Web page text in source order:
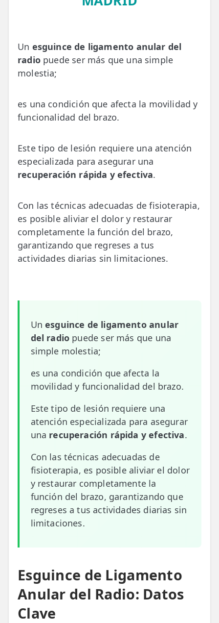
📅 Pedir Cita
📰 Blog
UBICACIONES
📍 Barrio del Pilar
📍 Chamberí - Centro
📍 Carabanchel - Usera
📍 Bravo Murillo
📍 Getafe
🎁 Tarjetas Regalo
🛒 Carrito
❤️ Ofertas
☎️ 91 005 23 63
📧 Contacta
ESPECIALIDADES
🩻 Fisioterapia Traumatológica
😧 Fisioterapia ATM
🦴 Osteopatía
🏅 Fisioterapia Deportiva
🧠 Fisioterapia Neurológica
🧍 Fisioterapia Vestibular
Un esguince de ligamento anular del
radiopuede ser más que una simple
molestia;
es una condición que afecta la movilidad y
funcionalidad del brazo.
Este tipo de lesión requiere una atención
especializada para asegurar una
recuperación rápida y efectiva.
Con las técnicas adecuadas de fisioterapia,
es posible aliviar el dolor y restaurar
completamente la función del brazo,
garantizando que regreses a tus
actividades diarias sin limitaciones.
Unesguince de ligamento anular
del radio puede ser más que una
simple molestia;
es una condición que afecta la
movilidad y funcionalidad del brazo.
Este tipo de lesión requiere una
atención especializada para asegurar
una recuperación rápida y efectiva.
Con las técnicas adecuadas de
fisioterapia, es posible aliviar el dolor
y restaurar completamente la
función del brazo, garantizando que
regreses a tus actividades diarias sin
limitaciones.
Esguince de Ligamento
Anular del Radio: Datos
Clave